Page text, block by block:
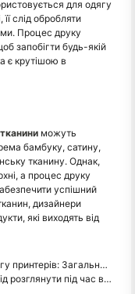
для одягу
слід обробляти
Процес друку
запобігти будь-якій
є крутішою в
можуть
бамбуку, сатину,
тканину. Однак,
а процес друку
успішний
дизайнери
які виходять від
Загальний підручник
виробника цифрового фабрикового принтера